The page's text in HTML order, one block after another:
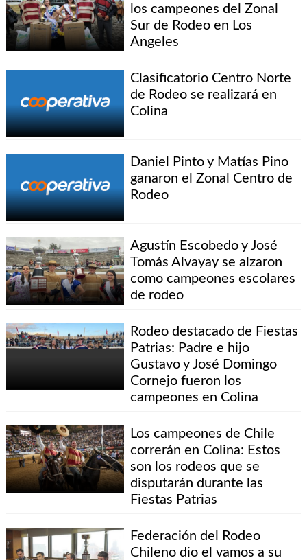
los campeones del Zonal
Sur de Rodeo en Los
Angeles
Clasificatorio Centro Norte
de Rodeo se realizará en
Colina
Daniel Pinto y Matías Pino
ganaron el Zonal Centro de
Rodeo
Agustín Escobedo y José
Tomás Alvayay se alzaron
como campeones escolares
de rodeo
Rodeo destacado de Fiestas
Patrias: Padre e hijo
Gustavo y José Domingo
Cornejo fueron los
campeones en Colina
Los campeones de Chile
correrán en Colina: Estos
son los rodeos que se
disputarán durante las
Fiestas Patrias
Federación del Rodeo
Chileno dio el vamos a su